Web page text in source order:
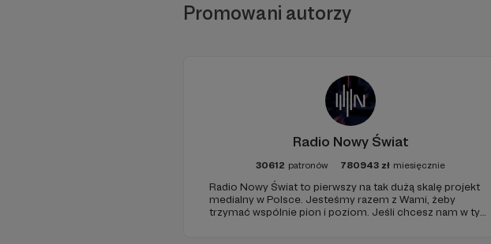
Promowani autorzy
Radio Nowy Świat
30612 patronów 780943 zł miesięcznie
Radio Nowy Świat to pierwszy na tak dużą skalę projekt
medialny w Polsce. Jesteśmy razem z Wami, żeby
trzymać wspólnie pion i poziom. Jeśli chcesz nam w tym